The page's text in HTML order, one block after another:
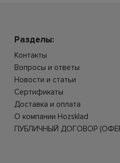
Разделы:
Контакты
Вопросы и ответы
Новости и статьи
Сертификаты
Доставка и оплата
О компании Hozsklad
ПУБЛИЧНЫЙ ДОГОВОР